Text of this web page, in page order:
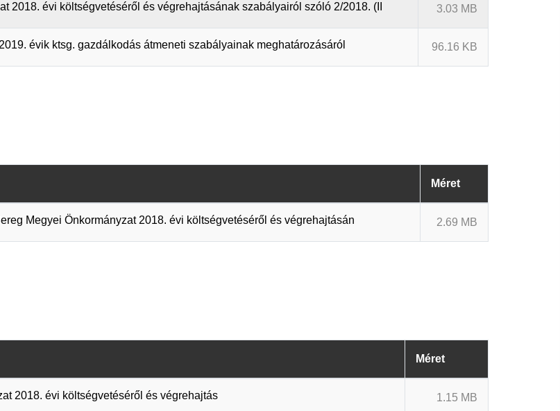
2018. évi költségvetéséről és végrehajtásának szabályairól szóló 2/2018. (II 3.03 MB
évik ktsg. gazdálkodás átmeneti szabályainak meghatározásáról 96.16 KB
Méret
Megyei Önkormányzat 2018. évi költségvetéséről és végrehajtásán 2.69 MB
Méret
2018. évi költségvetéséről és végrehajtás 1.15 MB